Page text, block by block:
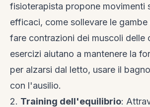
fisioterapista propone movimenti
efficaci, come sollevare le
fare contrazioni dei muscoli delle
esercizi aiutano a mantenere la
per alzarsi dal letto, usare il
con l'ausilio.
2. Training dell'equilibrio: